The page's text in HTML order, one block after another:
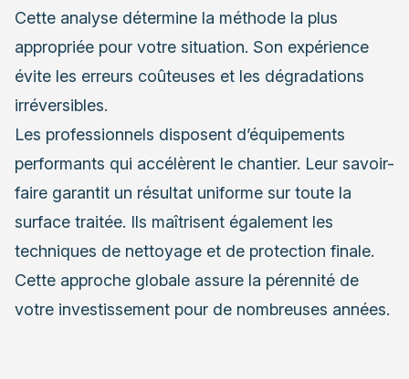
Cette analyse détermine la méthode la plus
appropriée pour votre situation. Son expérience
évite les erreurs coûteuses et les dégradations
irréversibles.
Les professionnels disposent d’équipements
performants qui accélèrent le chantier. Leur savoir-
faire garantit un résultat uniforme sur toute la
surface traitée. Ils maîtrisent également les
techniques de nettoyage et de protection finale.
Cette approche globale assure la pérennité de
votre investissement pour de nombreuses années.